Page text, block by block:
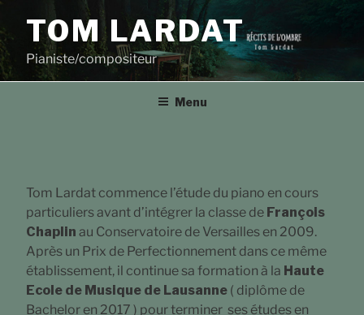
Aller
au
contenu
principal
TOM LARDAT
Pianiste/compositeur
Menu
Tom Lardat commence l’étude du piano en cours
particuliers avant d’intégrer la classe de François
Chaplin au Conservatoire de Versailles en 2009.
Après un Prix de Perfectionnement dans ce même
établissement, il continue sa formation à la Haute
Ecole de Musique de Lausanne ( diplôme de
Bachelor en 2017 ) pour terminer ses études en